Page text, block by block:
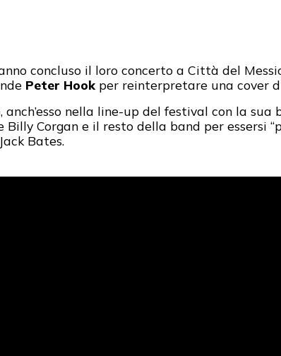
concluso il loro concerto a Città del
Peter Hook per reinterpretare una cover
nella line-up del festival con la sua
Corgan e il resto della band per essersi
Bates.